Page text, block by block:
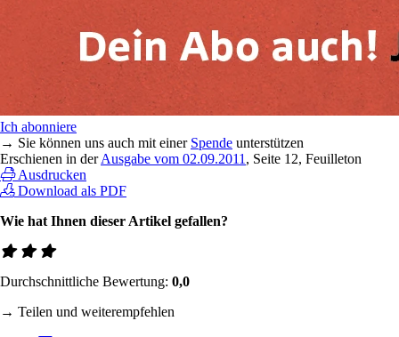
Ich abonniere
→ Sie können uns auch mit einer Spende unterstützen
Erschienen in derAusgabe vom 02.09.2011 , Seite 12, Feuilleton
Ausdrucken
Download als PDF
Wie hat Ihnen dieser Artikel gefallen?
Durchschnittliche Bewertung: 0,0
→ Teilen und weiterempfehlen